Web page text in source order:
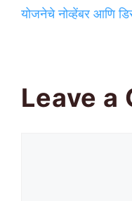
योजनेचे नोव्हेंबर आणि
Leave a